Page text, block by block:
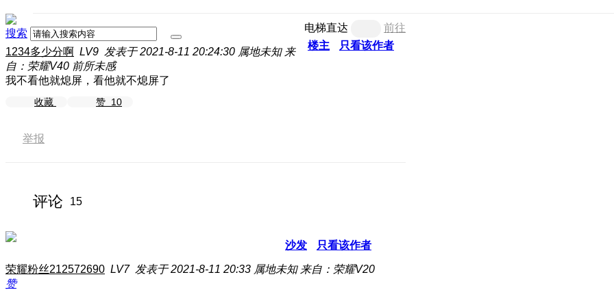
搜索 电梯直达
前往
楼主
只看该作者
1234多少分啊 LV9 发表于 2021-8-11 20:24:30 属地未知 来
自：荣耀V40 前所未感
我不看他就熄屏，看他就不熄屏了
收藏 赞 10
举报
评论 15
沙发 只看该作者
荣耀粉丝212572690 LV7 发表于 2021-8-11 20:33 属地未知 来自：荣耀V20
赞